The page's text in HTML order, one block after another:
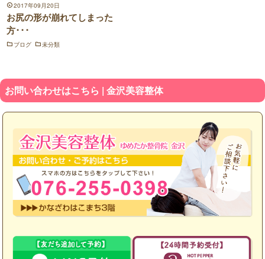
2017年09月20日
お尻の形が崩れてしまった
方･･･
ブログ 未分類
お問い合わせはこちら | 金沢美容整体